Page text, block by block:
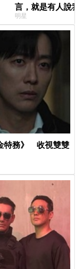
言，就是有人說
明星
特務》 收視雙雙